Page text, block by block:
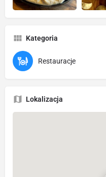
Kategoria
Restauracje
Lokalizacja